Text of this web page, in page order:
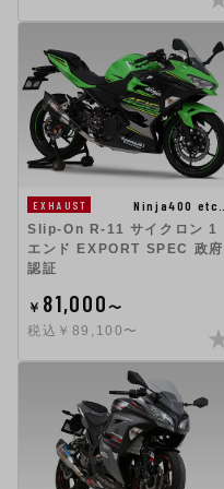
EXHAUST
Ninja400 etc…
Slip-On R-11 サイクロン 1
エンド EXPORT SPEC 政府
認証
￥ 81,000〜
税込￥89,100〜